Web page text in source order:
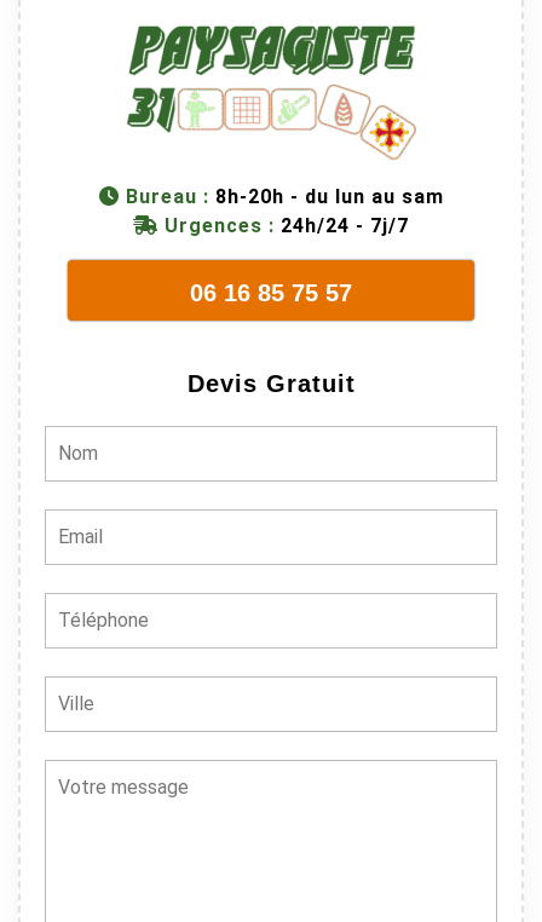
Bureau : 8h-20h - du lun au sam
Urgences : 24h/24 - 7j/7
06 16 85 75 57
Devis Gratuit